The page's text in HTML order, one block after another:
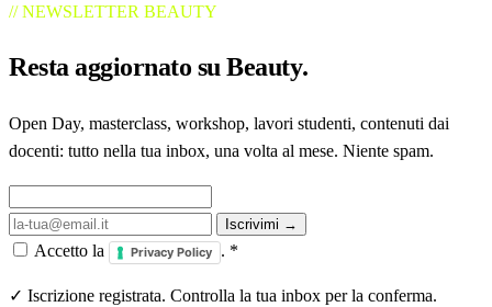
// NEWSLETTER BEAUTY
Resta aggiornato suBeauty.
Open Day, masterclass, workshop, lavori studenti, contenuti dai
docenti: tutto nella tua inbox, una volta al mese. Niente spam.
Iscrivimi →
Accetto la Privacy Policy . *
✓ Iscrizione registrata. Controlla la tua inbox per la conferma.